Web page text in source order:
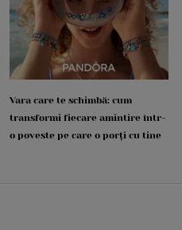
Vara care te schimbă: cum
transformi fiecare amintire într-
o poveste pe care o porți cu tine